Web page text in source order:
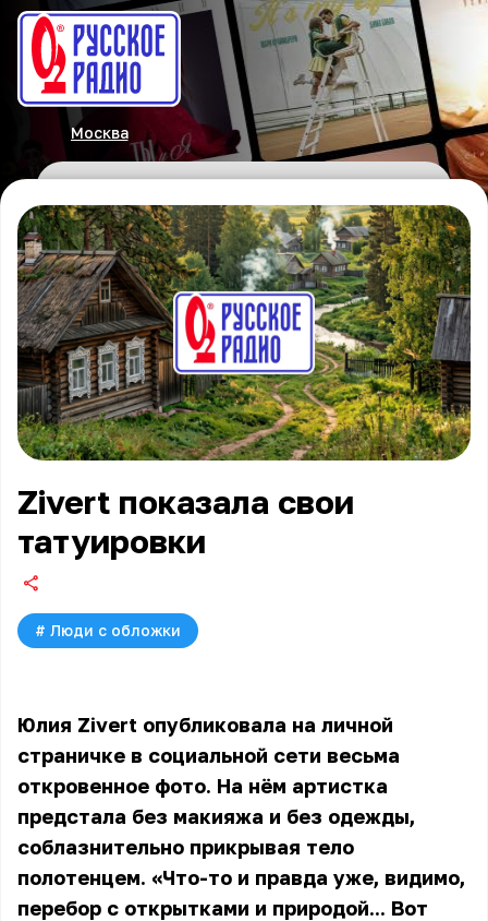
Москва
Zivert показала свои
татуировки
# Люди с обложки
Юлия Zivert опубликовала на личной
страничке в социальной сети весьма
откровенное фото. На нём артистка
предстала без макияжа и без одежды,
соблазнительно прикрывая тело
полотенцем. «Что-то и правда уже, видимо,
перебор с открытками и природой... Вот